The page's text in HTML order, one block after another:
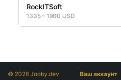
RockITSoft
1335 – 1900 USD
© 2026 Jooby.dev Ваш аккаунт